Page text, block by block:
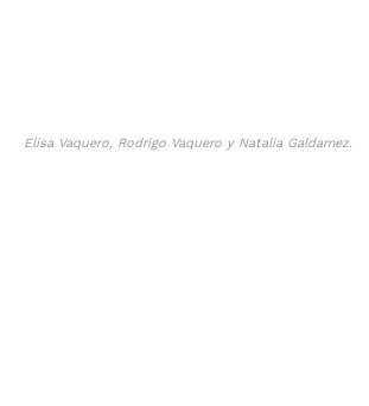
Elisa Vaquero, Rodrigo Vaquero y Natalia Galdamez.